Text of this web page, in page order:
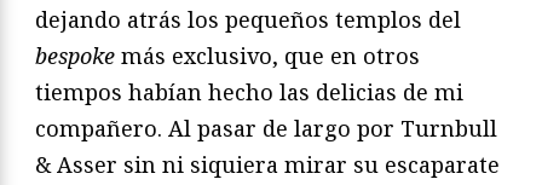
dejando atrás los pequeños templos del
bespoke más exclusivo, que en otros
tiempos habían hecho las delicias de mi
compañero. Al pasar de largo por Turnbull
& Asser sin ni siquiera mirar su escaparate